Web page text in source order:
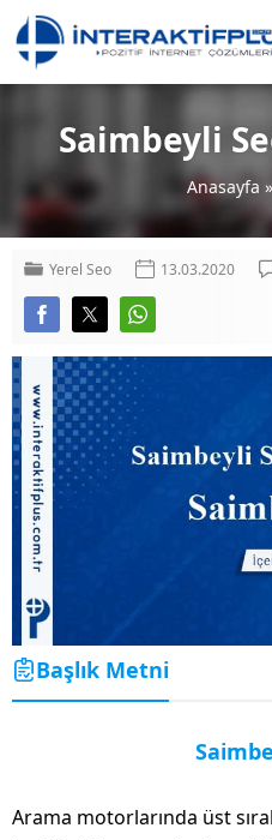
Saimbeyli
Anasayfa »
Yerel Seo 13.03.2020
Başlık Metni
Arama motorlarında üst